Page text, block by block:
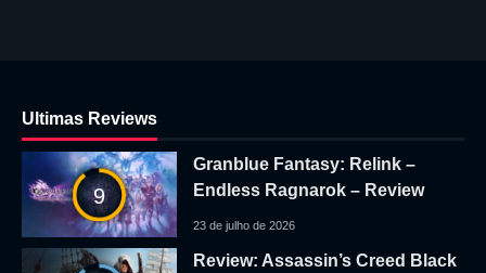
Ultimas Reviews
9
Granblue Fantasy: Relink –
Endless Ragnarok – Review
23 de julho de 2026
Review: Assassin’s Creed Black